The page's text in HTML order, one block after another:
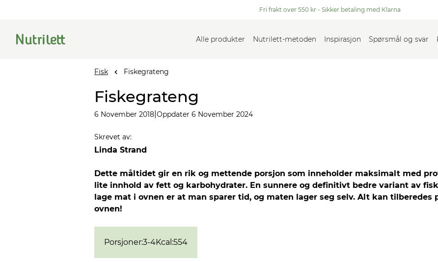
Fri frakt over 550 kr - Sikker betaling med Klarna
Alle produkter Nutrilett-metoden Inspirasjon Spørsmål og svar
Fisk Fiskegrateng
Fiskegrateng
6 November 2018 Oppdater 6 November 2024
Skrevet av:
Linda Strand
Dette måltidet gir en rik og mettende porsjon som inneholder maksimalt med
lite innhold av fett og karbohydrater. En sunnere og definitivt bedre variant av
lage mat i ovnen er at man sparer tid, og maten lager seg selv. Alt kan tilberedes
ovnen!
Porsjoner:3-4Kcal :554